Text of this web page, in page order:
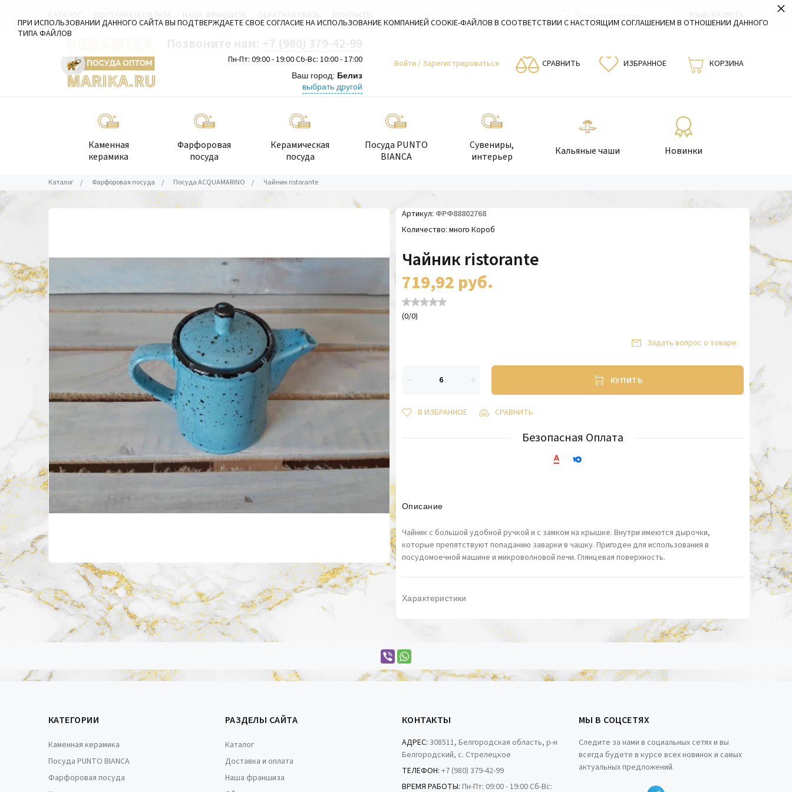
ДОСТАВКА И ОПЛАТА
Пн-Пт: 09:00 - 19:00 Сб-Вс: 10:00 - 17:00
Ваш город: Белиз
выбрать другой
Войти / Зарегистрироваться СРАВНИТЬ ИЗБРАННОЕ КОРЗИНА
Каменная
керамика
Фарфоровая
посуда
Керамическая
посуда
Посуда PUNTO
BIANCA
Сувениры,
интерьер
Кальяные чаши Новинки
Каталог / Фарфоровая посуда / Посуда ACQUAMARINO / Чайник ristorante
Артикул ФРФ88802768
Количество много Короб
Чайник ristorante
719,92 руб.
(0/0)
Задать вопрос о товаре
КУПИТЬ
В ИЗБРАННОЕ СРАВНИТЬ
Безопасная Оплата
Описание
Чайник с большой удобной ручкой и с замком на крышке. Внутри имеются дырочки,
которые препятствуют попаданию заварки в чашку. Пригоден для использования в
посудомоечной машине и микроволновой печи. Глянцевая поверхность.
Характеристики
КАТЕГОРИИ
Каменная керамика
Посуда PUNTO BIANCA
Фарфоровая посуда
РАЗДЕЛЫ САЙТА
Каталог
Доставка и оплата
Наша франшиза
КОНТАКТЫ
АДРЕС: 308511, Белгородская область, р-н
Белгородский, с. Стрелецкое
ТЕЛЕФОН: +7 (980) 379-42-99
ВРЕМЯ РАБОТЫ: Пн-Пт: 09:00 - 19:00 Сб-Вс:
МЫ В СОЦСЕТЯХ
Следите за нами в социальных сетях и вы
всегда будете в курсе всех новинок и самых
актуальных предложений.
ПРИ ИСПОЛЬЗОВАНИИ ДАННОГО САЙТА ВЫ ПОДТВЕРЖДАЕТЕ СВОЕ СОГЛАСИЕ НА ИСПОЛЬЗОВАНИЕ КОМПАНИЕЙ COOKIE-ФАЙЛОВ В СООТВЕТСТВИИ С НАСТОЯЩИМ СОГЛАШЕНИЕМ В ОТНОШЕНИИ ДАННОГО
ТИПА ФАЙЛОВ
×